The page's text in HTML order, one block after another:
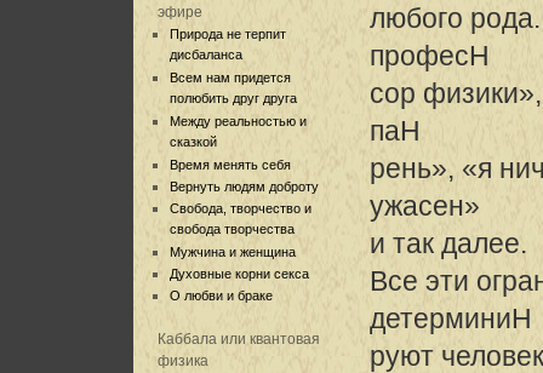
эфире
Природа не терпит
дисбаланса
Всем нам придется
полюбить друг друга
Между реальностью и
сказкой
Время менять себя
Вернуть людям доброту
Свобода, творчество и
свобода творчества
Мужчина и женщина
Духовные корни секса
О любви и браке
Каббала или квантовая
физика
любого
професH
сор
паH
рень», «я
ужасен»
и так далее.
Все эти
детерминиH
руют